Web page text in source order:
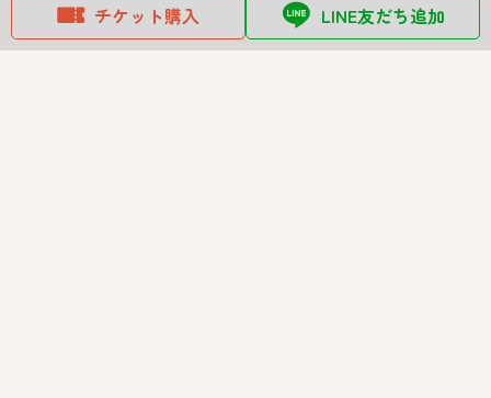
チケット購入 LINE友だち追加